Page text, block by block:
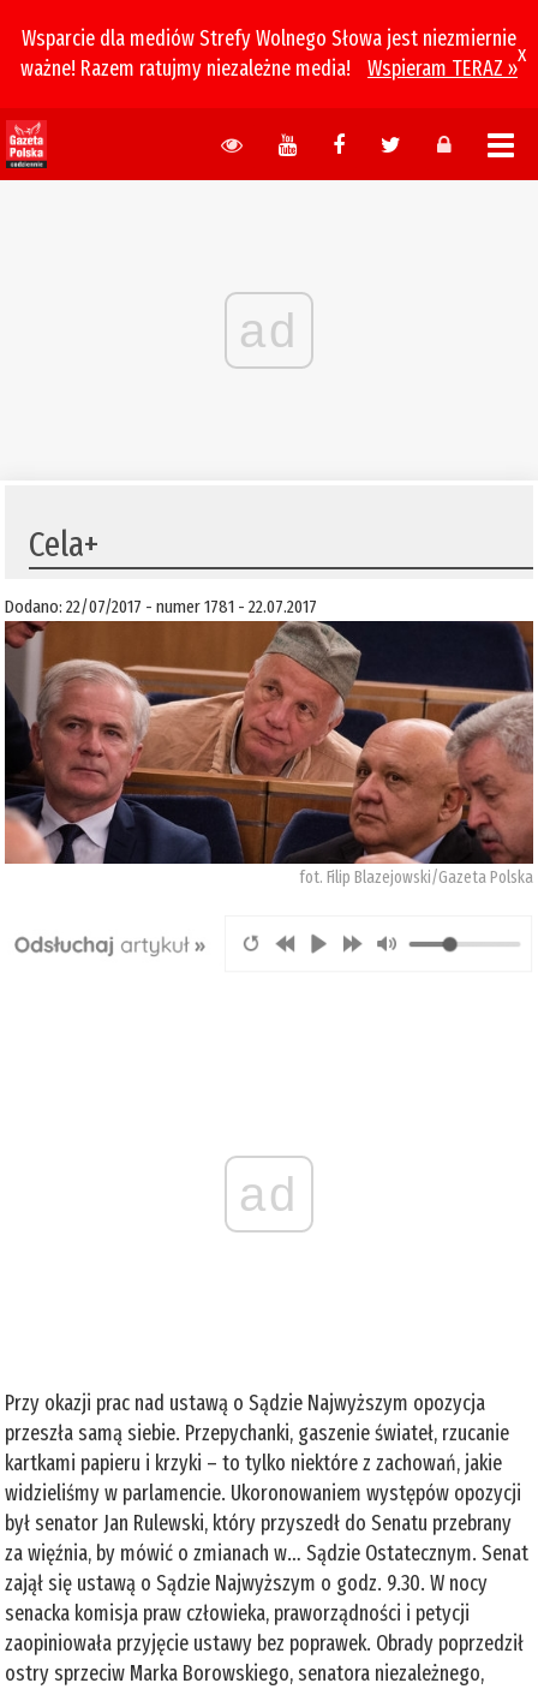
Wsparcie dla mediów Strefy Wolnego Słowa jest niezmiernie
ważne! Razem ratujmy niezależne media!
Wspieram TERAZ »
x
ad
Cela+
Dodano: 22/07/2017 - numer 1781 - 22.07.2017
fot. Filip Blazejowski/Gazeta Polska
ad
Przy okazji prac nad ustawą o Sądzie Najwyższym opozycja
przeszła samą siebie. Przepychanki, gaszenie świateł, rzucanie
kartkami papieru i krzyki – to tylko niektóre z zachowań, jakie
widzieliśmy w parlamencie. Ukoronowaniem występów opozycji
był senator Jan Rulewski, który przyszedł do Senatu przebrany
za więźnia, by mówić o zmianach w… Sądzie Ostatecznym. Senat
zajął się ustawą o Sądzie Najwyższym o godz. 9.30. W nocy
senacka komisja praw człowieka, praworządności i petycji
zaopiniowała przyjęcie ustawy bez poprawek. Obrady poprzedził
ostry sprzeciw Marka Borowskiego, senatora niezależnego,